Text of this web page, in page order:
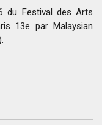
du Festival des Arts
13e par Malaysian